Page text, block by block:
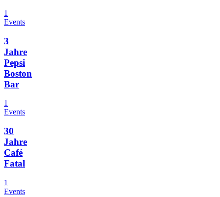
1
Events
3
Jahre
Pepsi
Boston
Bar
1
Events
30
Jahre
Café
Fatal
1
Events